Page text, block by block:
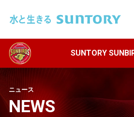
ニュース
NEWS